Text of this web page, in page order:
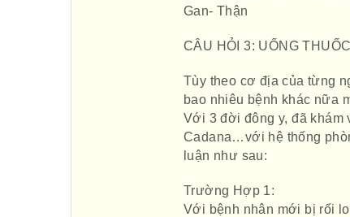
Gan- Thận
CÂU HỎI 3: UỐNG
Tùy theo cơ địa của từng
bao nhiêu bệnh khác nữa
Với 3 đời đông y, đã khám
Cadana…với hệ thống
luận như sau:
Trường Hợp 1:
Với bệnh nhân mới bị rối